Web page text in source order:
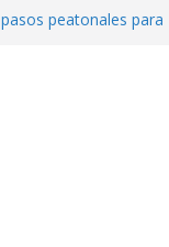
peatonales para
historia en el Draft
la motocicleta a la
2026
e impulsa triunfo de